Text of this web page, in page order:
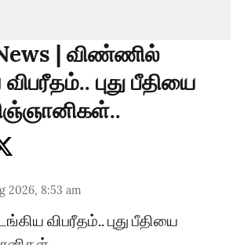
| விண்ணில்
புது பீதியை
2026, 8:53 am
விபரீதம்.. புது பீதியை